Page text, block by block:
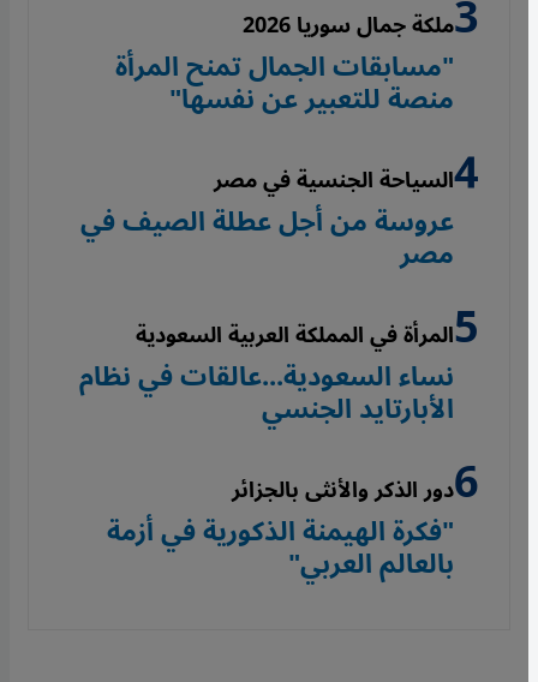
ملكة جمال سوريا 2026
"مسابقات الجمال تمنح المرأة
منصة للتعبير عن نفسها"
السياحة الجنسية في مصر
عروسة من أجل عطلة الصيف في
مصر
المرأة في المملكة العربية السعودية
نساء السعودية...عالقات في نظام
الأبارتايد الجنسي
دور الذكر والأنثى بالجزائر
"فكرة الهيمنة الذكورية في أزمة
بالعالم العربي"